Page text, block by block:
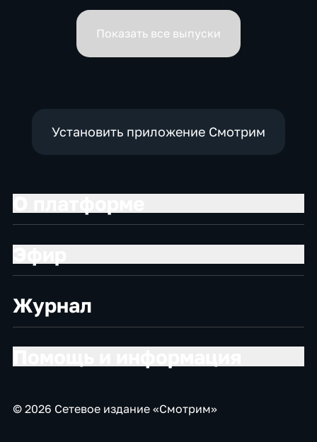
вице-премьеров
Показать все выпуски
Установить приложение Смотрим
Журнал
© 2026 Сетевое издание «Смотрим»